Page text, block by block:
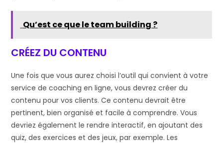
Qu’est ce que le team building ?
CRÉEZ DU CONTENU
Une fois que vous aurez choisi l’outil qui convient à votre
service de coaching en ligne, vous devrez créer du
contenu pour vos clients. Ce contenu devrait être
pertinent, bien organisé et facile à comprendre. Vous
devriez également le rendre interactif, en ajoutant des
quiz, des exercices et des jeux, par exemple. Les